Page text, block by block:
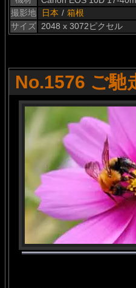
撮影地
日本 / 箱根
サイズ 2048 x 3072ピクセル
No.1576 ご馳